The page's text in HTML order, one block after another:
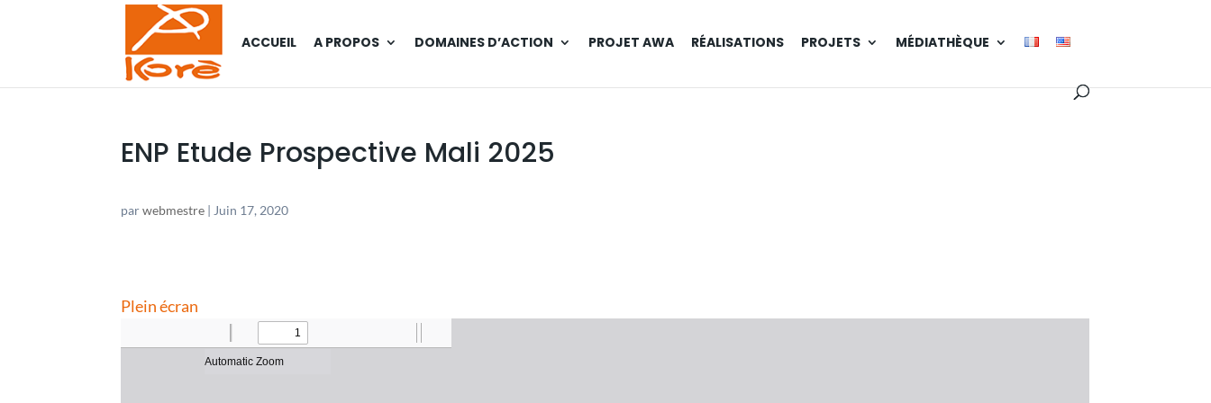
ACCUEIL A PROPOS DOMAINES D’ACTION PROJET AWA RÉALISATIONS PROJETS MÉDIATHÈQUE
ENP Etude Prospective Mali 2025
parwebmestre | Juin 17, 2020
Plein écran